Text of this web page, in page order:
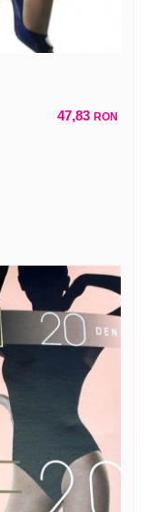
47,83 RON